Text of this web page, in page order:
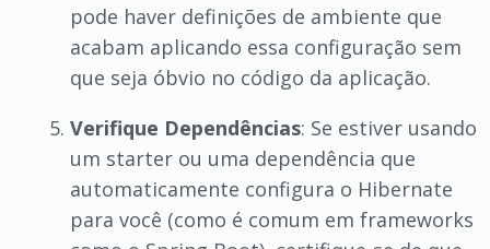
pode haver definições de ambiente que
acabam aplicando essa configuração sem
que seja óbvio no código da aplicação.
Verifique Dependências: Se estiver usando
um starter ou uma dependência que
automaticamente configura o Hibernate
para você (como é comum em frameworks